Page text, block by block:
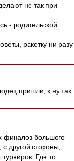
не так при
- родительской
ракетку ни разу
пришли, к ну так
финалов большого
другой стороны,
Где то